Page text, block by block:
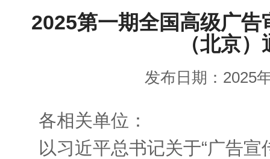
2025第一期全国高级广
（北京
发布日期：2025
各相关单位：
以习近平总书记关于“广告